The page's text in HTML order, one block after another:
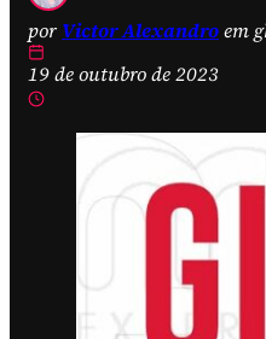
por Victor Alexandroem
19 de outubro de 2023